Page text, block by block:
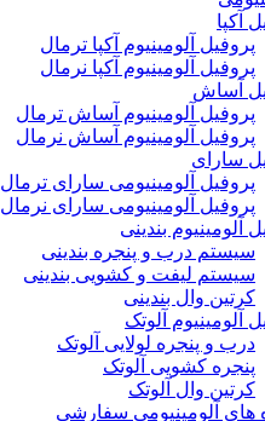
آکپا
پروفیل آلومینیوم آکپا ترمال
پروفیل آلومینیوم آکپا نرمال
آساش
پروفیل آلومینیوم آساش ترمال
پروفیل آلومینیوم آساش نرمال
سارای
پروفیل آلومینیومی سارای ترمال
پروفیل آلومینیومی سارای نرمال
آلومینیوم بندینی
سیستم درب و پنجره بندینی
سیستم لیفت و کشویی بندینی
کرتین وال بندینی
آلومینیوم آلوتک
درب و پنجره لولایی آلوتک
پنجره کشویی آلوتک
کرتین وال آلوتک
های آلومینیومی سفارشی